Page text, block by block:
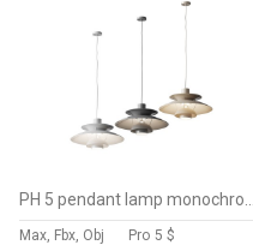
Max, Fbx, Obj Pro 5 $